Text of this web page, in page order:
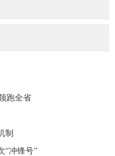
跑全省
制
“冲锋号”